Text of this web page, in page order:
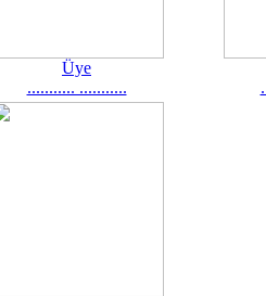
Üye
........... ...........